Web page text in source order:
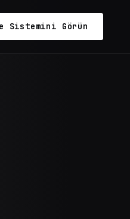
Sistemini Görün